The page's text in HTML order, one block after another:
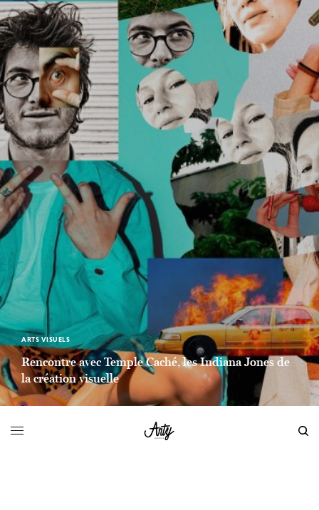
ARTS VISUELS
Rencontre avec Temple Caché, les Indiana Jones de
la création visuelle